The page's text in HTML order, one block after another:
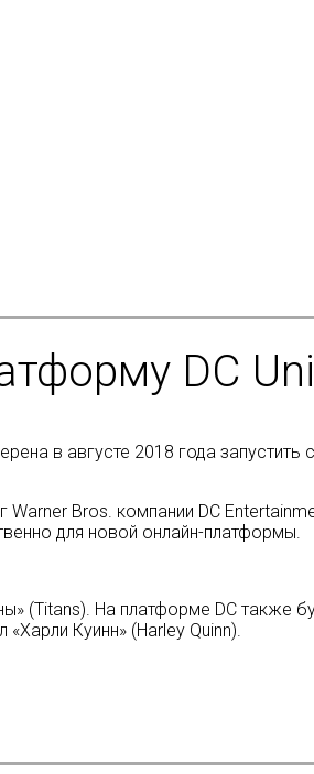
DC
в августе 2018 года запустить
Bros. компании DC
для новой онлайн-платформы.
(Titans). На платформе DC также
Куинн» (Harley Quinn).